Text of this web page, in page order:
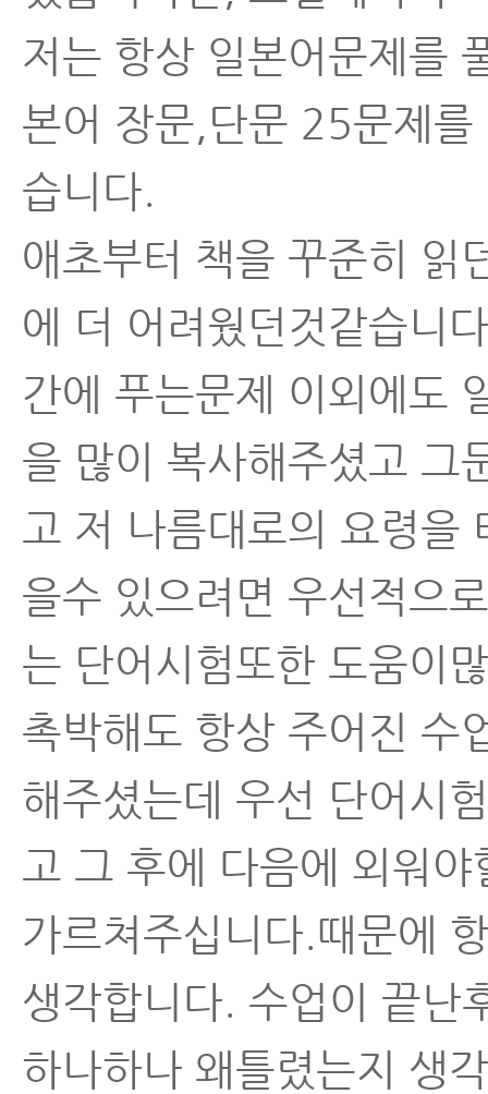
저는 항상 일본어문제를
본어 장문,단문 25문제
습니다.
애초부터 책을 꾸준히 읽
에 더 어려웠던것같습니
간에 푸는문제 이외에도
을 많이 복사해주셨고 그
고 저 나름대로의 요령을
을수 있으려면 우선적으
는 단어시험또한 도움이
촉박해도 항상 주어진 수
해주셨는데 우선 단어시
고 그 후에 다음에 외워
가르쳐주십니다.때문에
생각합니다. 수업이 끝난
하나하나 왜틀렸는지 생